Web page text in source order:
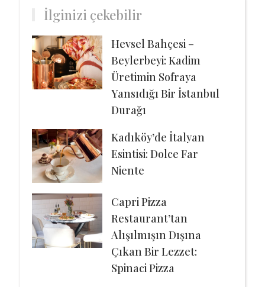
İlginizi çekebilir
Hevsel Bahçesi –
Beylerbeyi: Kadim
Üretimin Sofraya
Yansıdığı Bir İstanbul
Durağı
Kadıköy’de İtalyan
Esintisi: Dolce Far
Niente
Capri Pizza
Restaurant’tan
Alışılmışın Dışına
Çıkan Bir Lezzet:
Spinaci Pizza